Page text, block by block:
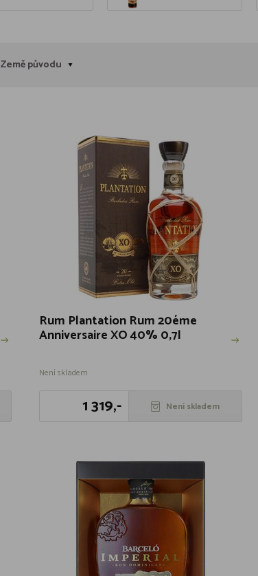
Země původu
Rum Plantation Rum 20éme
Anniversaire XO 40% 0,7l
Není skladem
1 319,- Není skladem